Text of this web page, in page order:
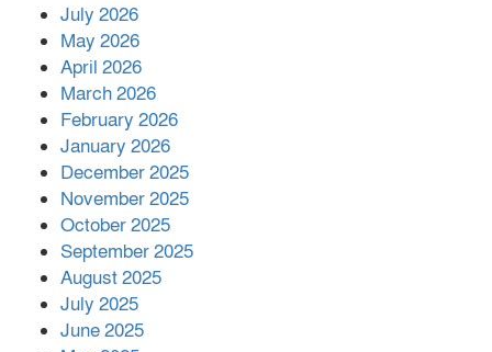
পর ফোন তারেক রহমানের,গ্যাস সঙ্কট
July 2026
May 2026
April 2026
March 2026
February 2026
January 2026
December 2025
November 2025
October 2025
September 2025
August 2025
July 2025
June 2025